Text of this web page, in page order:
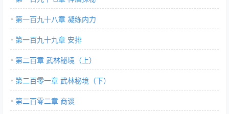
第一百九十八章 凝练内力
第一百九十九章 安排
第二百章 武林秘境（上）
第二百零一章 武林秘境（下）
第二百零二章 商谈